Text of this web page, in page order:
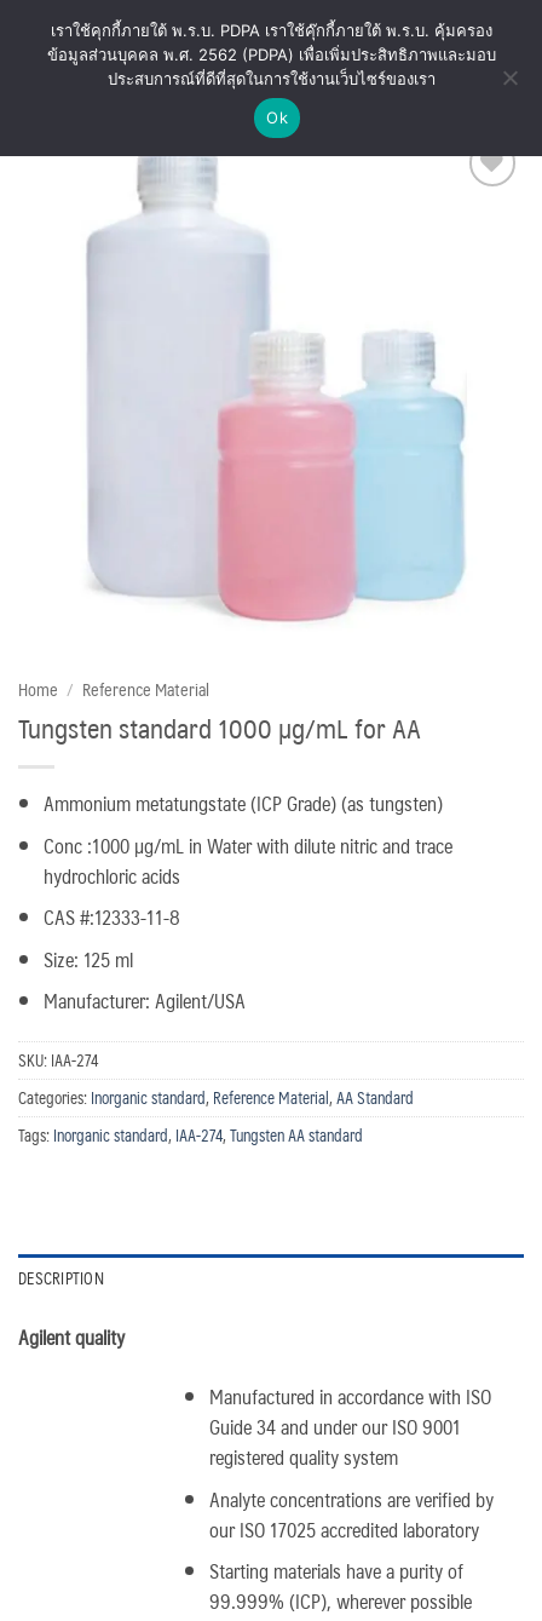
Home / Reference Material
Tungsten standard 1000 µg/mL for AA
Ammonium metatungstate (ICP Grade) (as tungsten)
Conc :1000 µg/mL in Water with dilute nitric and trace
hydrochloric acids
CAS #:12333-11-8
Size: 125 ml
Manufacturer: Agilent/USA
SKU:IAA-274
Categories:Inorganic standard, Reference Material,AA Standard
Tags:Inorganic standard, IAA-274,Tungsten AA standard
DESCRIPTION
Agilent quality
Manufactured in accordance with ISO
Guide 34 and under our ISO 9001
registered quality system
Analyte concentrations are verified by
our ISO 17025 accredited laboratory
Starting materials have a purity of
99.999% (ICP), wherever possible
เราใช้คุกกี้ภายใต้ พ.ร.บ. PDPA เราใช้คุ๊กกี้ภายใต้ พ.ร.บ. คุ้มครอง
ข้อมูลส่วนบุคคล พ.ศ. 2562 (PDPA) เพื่อเพิ่มประสิทธิภาพและมอบ
ประสบการณ์ที่ดีที่สุดในการใช้งานเว็บไซร์ของเรา
Ok